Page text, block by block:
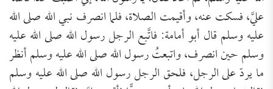
عليَّ، فسكت عنه، وأقيمت الصلاة، فلما انصرف نبي الله صلى الله
عليه وسلم قال أبو أمامة: فاتَّبع الرجل رسول الله صلى الله عليه
وسلم حين انصرف، واتبعتُ رسول الله صلى الله عليه وسلم أنظر
ما يردّ على الرجل، فلحق الرجل رسول الله صلى الله عليه وسلم